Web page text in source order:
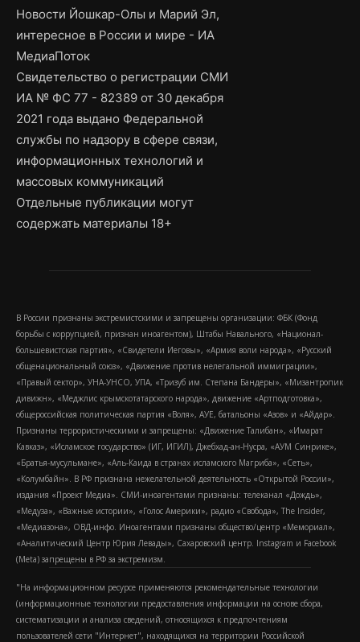
Новости Йошкар-Олы и Марий Эл,
интересное в России и мире - ИА
МедиаПоток
Свидетельство о регистрации СМИ
ИА № ФС 77 - 82389 от 30 декабря
2021 года выдано Федеральной
службы по надзору в сфере связи,
информационных технологий и
массовых коммуникаций
Отдельные публикации могут
содержать материалы 18+
В России признаны экстремистскими и запрещены организации: ФБК (Фонд
борьбы с коррупцией, признан иноагентом), Штабы Навального, «Национал-
большевистская партия», «Свидетели Иеговы», «Армия воли народа», «Русский
общенациональный союз», «Движение против нелегальной иммиграции»,
«Правый сектор», УНА-УНСО, УПА, «Тризуб им. Степана Бандеры», «Мизантропик
дивижн», «Меджлис крымскотатарского народа», движение «Артподготовка»,
общероссийская политическая партия «Воля», АУЕ, батальоны «Азов» и «Айдар».
Признаны террористическими и запрещены: «Движение Талибан», «Имарат
Кавказ», «Исламское государство» (ИГ, ИГИЛ), Джебхад-ан-Нусра, «АУМ Синрике»,
«Братья-мусульмане», «Аль-Каида в странах исламского Магриба», «Сеть»,
«Колумбайн». В РФ признана нежелательной деятельность «Открытой России»,
издания «Проект Медиа». СМИ-иноагентами признаны: телеканал «Дождь»,
«Медуза», «Важные истории», «Голос Америки», радио «Свобода», The Insider,
«Медиазона», ОВД-инфо. Иноагентами признаны общество/центр «Мемориал»,
«Аналитический Центр Юрия Левады», Сахаровский центр. Instagram и Facebook
(Metа) запрещены в РФ за экстремизм.
"На информационном ресурсе применяются рекомендательные технологии
(информационные технологии предоставления информации на основе сбора,
систематизации и анализа сведений, относящихся к предпочтениям
пользователей сети "Интернет", находящихся на территории Российской